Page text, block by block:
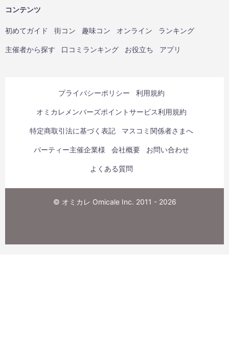
コンテンツ
初めてガイド 街コン 趣味コン オンライン ランキング
主催者から探す 口コミランキング お役立ち アプリ
プライバシーポリシー 利用規約
オミカレメンバーズポイントサービス利用規約
特定商取引法に基づく表記 マスコミ関係者さまへ
パーティー主催企業様 会社概要 お問い合わせ
よくある質問
© オミカレ Omicale Inc. 2011 - 2026